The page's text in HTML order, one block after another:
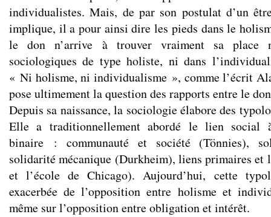
individualistes. Mais, de par son postulat d’un
implique, il a pour ainsi dire les pieds dans le
le don n’arrive à trouver vraiment sa place
sociologiques de type holiste, ni dans
« Ni holisme, ni individualisme », comme l’écrit
pose ultimement la question des rapports entre le
Depuis sa naissance, la sociologie élabore des
Elle a traditionnellement abordé le lien social
binaire : communauté et société (Tönnies),
solidarité mécanique (Durkheim), liens primaires et
et l’école de Chicago). Aujourd’hui, cette
exacerbée de l’opposition entre holisme et
même sur l’opposition entre obligation et intérêt.